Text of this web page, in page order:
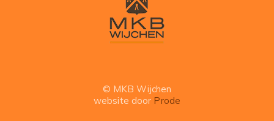
© MKB Wijchen
website door Prode